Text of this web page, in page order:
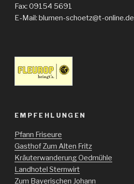
Fax: 09154 5691
E-Mail: blumen-schoetz@t-online.de
EMPFEHLUNGEN
Pfann Friseure
Gasthof Zum Alten Fritz
Kräuterwanderung Oedmühle
Landhotel Sternwirt
Zum Bayerischen Johann